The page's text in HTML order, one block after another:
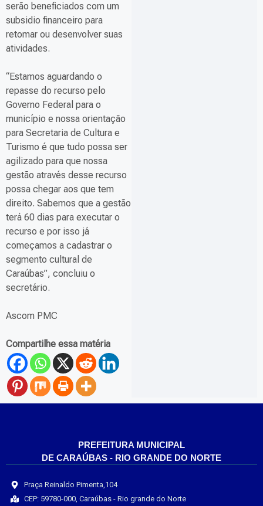
serão beneficiados com um
subsidio financeiro para
retomar ou desenvolver suas
atividades.
“Estamos aguardando o
repasse do recurso pelo
Governo Federal para o
município e nossa orientação
para Secretaria de Cultura e
Turismo é que tudo possa ser
agilizado para que nossa
gestão através desse recurso
possa chegar aos que tem
direito. Sabemos que a gestão
terá 60 dias para executar o
recurso e por isso já
começamos a cadastrar o
segmento cultural de
Caraúbas”, concluiu o
secretário.
Ascom PMC
Compartilhe essa matéria
PREFEITURA MUNICIPAL
DE CARAÚBAS - RIO GRANDE DO NORTE
Praça Reinaldo Pimenta,104
CEP: 59780-000, Caraúbas - Rio grande do Norte